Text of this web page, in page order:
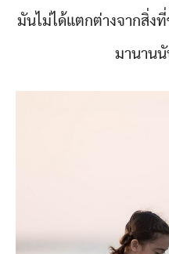
มันไม่ได้แตกต่างจากสิ่ง
มานาน